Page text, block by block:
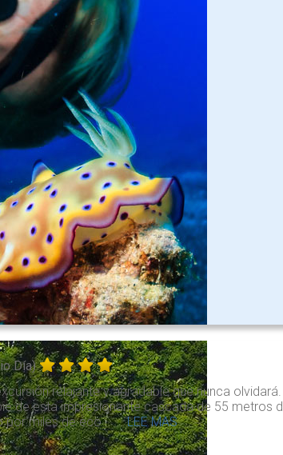
Día)
relajante y agradable que nunca
de esta impresionante cascada de 55 metros
por miles de eco . . .LEE MAS